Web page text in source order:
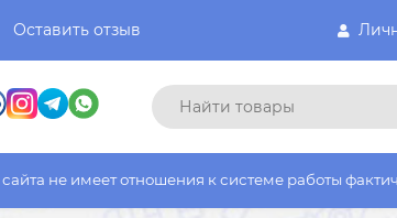
Оставить отзыв
отношения к системе работы фактического